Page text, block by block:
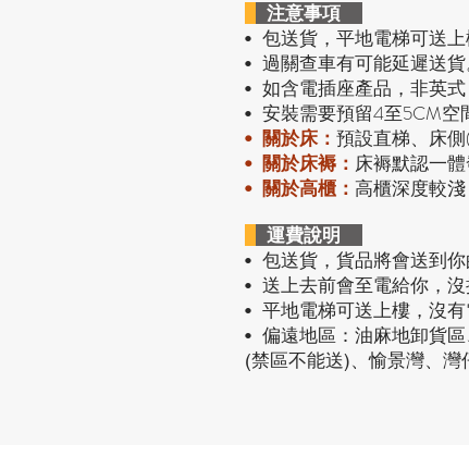
注意事項
• 包送貨，平地電梯可送
• 過關查車有可能延遲送貨
• 如含電插座產品，非英式
• 安裝需要預留4至5CM空
• 關於床： 預設直梯、床
• 關於床褥： 床褥默認一
• 關於高櫃： 高櫃深度較淺
運費說明
• 包送貨 ，貨品將會送到你
• 送上去前會至電給你，沒
• 平地電梯可送上樓，沒有
• 偏遠地區：油麻地卸貨
(禁區不能送)、愉景灣、灣